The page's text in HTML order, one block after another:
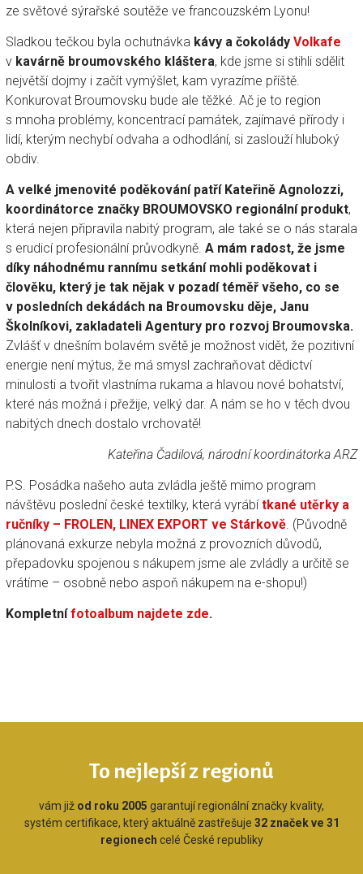
ze světové sýrařské soutěže ve francouzském Lyonu!
Sladkou tečkou byla ochutnávka kávy a čokolády Volkafe
v kavárně broumovského kláštera, kde jsme si stihli sdělit
největší dojmy i začít vymýšlet, kam vyrazíme příště.
Konkurovat Broumovsku bude ale těžké. Ač je to region
s mnoha problémy, koncentrací památek, zajímavé přírody i
lidí, kterým nechybí odvaha a odhodlání, si zaslouží hluboký
obdiv.
A velké jmenovité poděkování patří Kateřině Agnolozzi,
koordinátorce značky BROUMOVSKO regionální produkt,
která nejen připravila nabitý program, ale také se o nás starala
s erudicí profesionální průvodkyně. A mám radost, že jsme
díky náhodnému rannímu setkání mohli poděkovat i
člověku, který je tak nějak v pozadí téměř všeho, co se
v posledních dekádách na Broumovsku děje, Janu
Školníkovi, zakladateli Agentury pro rozvoj Broumovska.
Zvlášť v dnešním bolavém světě je možnost vidět, že pozitivní
energie není mýtus, že má smysl zachraňovat dědictví
minulosti a tvořit vlastníma rukama a hlavou nové bohatství,
které nás možná i přežije, velký dar. A nám se ho v těch dvou
nabitých dnech dostalo vrchovatě!
Kateřina Čadilová, národní koordinátorka ARZ
P.S. Posádka našeho auta zvládla ještě mimo program
návštěvu poslední české textilky, která vyrábítkané utěrky a
ručníky – FROLEN, LINEX EXPORT ve Stárkově. (Původně
plánovaná exkurze nebyla možná z provozních důvodů,
přepadovku spojenou s nákupem jsme ale zvládly a určitě se
vrátíme – osobně nebo aspoň nákupem na e-shopu!)
Kompletnífotoalbum najdete zde.
To nejlepší z regionů
vám již od roku 2005 garantují regionální značky kvality,
systém certifikace, který aktuálně zastřešuje 32 značek ve 31
regionech celé České republiky